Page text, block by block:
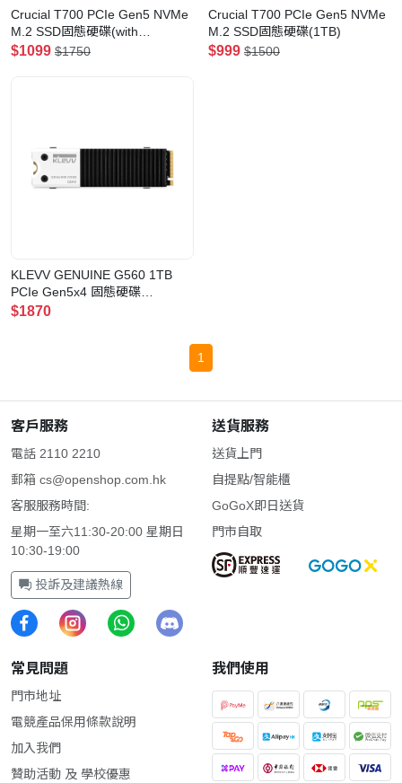
Crucial T700 PCIe Gen5 NVMe
M.2 SSD固態硬碟(with
Heatsink)(1TB)
$1099 $1750
Crucial T700 PCIe Gen5 NVMe
M.2 SSD固態硬碟(1TB)
$999 $1500
KLEVV GENUINE G560 1TB
PCIe Gen5x4 固態硬碟
(K01TBM2SP0-G56)
$1870
1
客戶服務
電話 2110 2210
郵箱 cs@openshop.com.hk
客服服務時間:
星期一至六11:30-20:00 星期日
10:30-19:00
投訴及建議熱線
送貨服務
送貨上門
自提點/智能櫃
GoGoX即日送貨
門市自取
常見問題
門市地址
電競產品保用條款說明
加入我們
贊助活動 及 學校優惠
我們使用